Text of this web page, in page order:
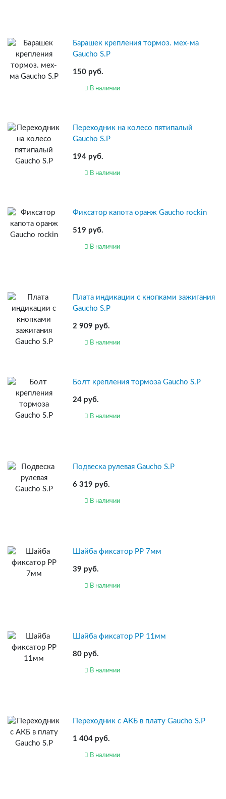
Барашек крепления тормоз. мех-ма
Gaucho S.P
150 руб.
В наличии
Переходник на колесо пятипалый
Gaucho S.P
194 руб.
В наличии
Фиксатор капота оранж Gaucho rockin
519 руб.
В наличии
Плата индикации с кнопками зажигания
Gaucho S.P
2 909 руб.
В наличии
Болт крепления тормоза Gaucho S.P
24 руб.
В наличии
Подвеска рулевая Gaucho S.P
6 319 руб.
В наличии
Шайба фиксатор PP 7мм
39 руб.
В наличии
Шайба фиксатор PP 11мм
80 руб.
В наличии
Переходник с АКБ в плату Gaucho S.P
1 404 руб.
В наличии